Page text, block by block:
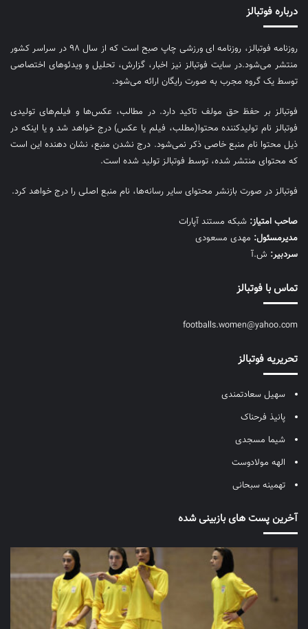
درباره فوتبالز
روزنامه فوتبالز، روزنامه ای ورزشی چاپ صبح است که از سال ۹۸ در سراسر کشور
منتشر می‌شود.در سایت فوتبالز نیز اخبار، گزارش، تحلیل و ویدئوهای اختصاصی
توسط یک گروه مجرب به صورت رایگان ارائه می‌شود.
فوتبالز بر حفظ حق مولف تاکید دارد. در مطالب، عکس‌ها و فیلم‌های تولیدی
فوتبالز نام تولیدکننده محتوا(مطلب، فیلم یا عکس) درج خواهد شد و یا اینکه در
ذیل محتوا نام منبع خاصی ذکر نمی‌‎شود. درج نشدن منبع، نشان دهنده این است
که محتوای منتشر شده، توسط فوتبالز تولید شده است.
فوتبالز در صورت بازنشر محتوای سایر رسانه‌ها، نام منبع اصلی را درج خواهد کرد.
صاحب امتیاز: شبکه مستند آپارات
مديرمسئول: مهدی مسعودی
سردبیر: ش.آ
تماس با فوتبالز
footballs.women@yahoo.com
تحریریه فوتبالز
سهیل سعادتمندی
پانیذ فرحناک
شیما مسجدی
الهه مولادوست
تهمینه سبحانی
آخرین پست های بازبینی شده